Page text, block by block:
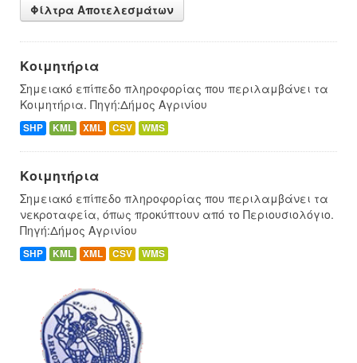
Φίλτρα Αποτελεσμάτων
Κοιμητήρια
Σημειακό επίπεδο πληροφορίας που περιλαμβάνει τα
Κοιμητήρια. Πηγή:Δήμος Αγρινίου
SHP KML XML CSV WMS
Κοιμητήρια
Σημειακό επίπεδο πληροφορίας που περιλαμβάνει τα
νεκροταφεία, όπως προκύπτουν από το Περιουσιολόγιο.
Πηγή:Δήμος Αγρινίου
SHP KML XML CSV WMS